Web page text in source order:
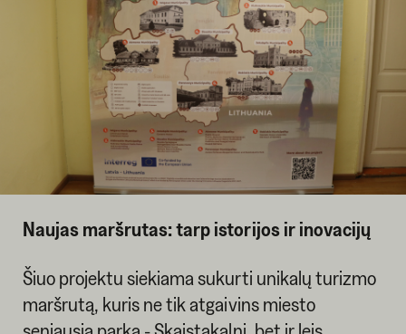
Naujas maršrutas: tarp istorijos ir inovacijų
Šiuo projektu siekiama sukurti unikalų turizmo
maršrutą, kuris ne tik atgaivins miesto